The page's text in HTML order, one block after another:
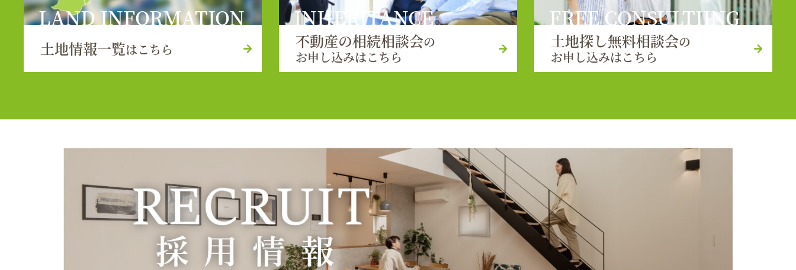
LAND INFORMATION
土地情報一覧はこちら
INHERITANCE
不動産の相続相談会の
お申し込みはこちら
FREE CONSULTIING
土地探し無料相談会の
お申し込みはこちら